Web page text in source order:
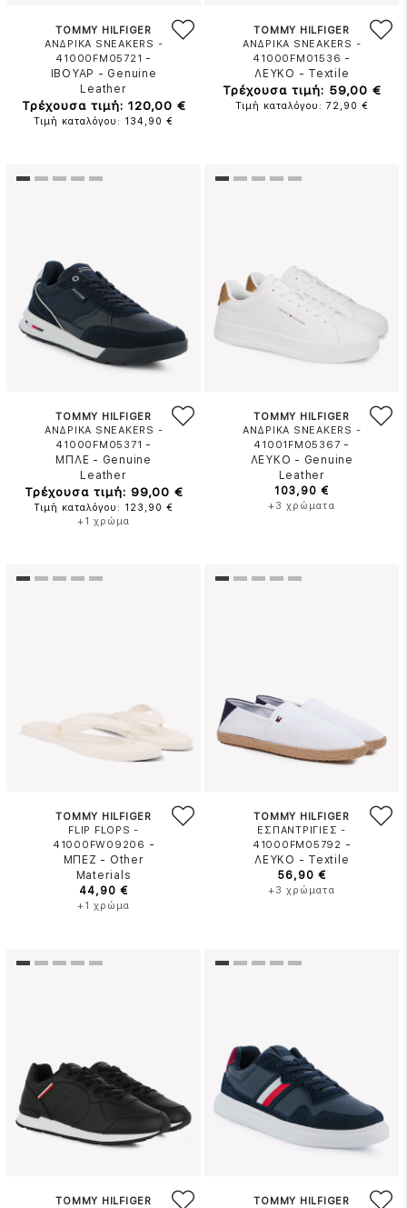
TOMMY HILFIGER
ΑΝΔΡΙΚΑ SNEAKERS -
41000FM05721 -
ΙΒΟΥΑΡ - Genuine
Leather
Τρέχουσα τιμή: 120,00 €
Τιμή καταλόγου: 134,90 €
TOMMY HILFIGER
ΑΝΔΡΙΚΑ SNEAKERS -
41000FM01536 -
ΛΕΥΚΟ - Textile
Τρέχουσα τιμή: 59,00 €
Τιμή καταλόγου: 72,90 €
TOMMY HILFIGER
ΑΝΔΡΙΚΑ SNEAKERS -
41000FM05371 -
ΜΠΛΕ - Genuine
Leather
Τρέχουσα τιμή: 99,00 €
Τιμή καταλόγου: 123,90 €
+1 χρώμα
TOMMY HILFIGER
ΑΝΔΡΙΚΑ SNEAKERS -
41001FM05367 -
ΛΕΥΚΟ - Genuine
Leather
103,90 €
+3 χρώματα
TOMMY HILFIGER
FLIP FLOPS -
41000FW09206 -
ΜΠΕΖ - Other
Materials
44,90 €
+1 χρώμα
TOMMY HILFIGER
ΕΣΠΑΝΤΡΙΓΙΕΣ -
41000FM05792 -
ΛΕΥΚΟ - Textile
56,90 €
+3 χρώματα
TOMMY HILFIGER
TOMMY HILFIGER